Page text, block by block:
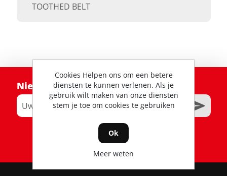
TOOTHED BELT
Nieuwsbrief
RSS
Cookies Helpen ons om een betere
diensten te kunnen verlenen. Als je
gebruik wilt maken van onze diensten
stem je toe om cookies te gebruiken
Ok
Meer weten